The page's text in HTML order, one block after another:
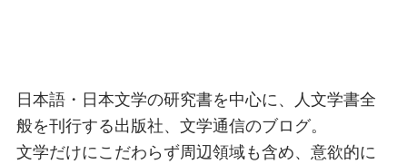
日本語・日本文学の研究書を中心に、人文学書全
般を刊行する出版社、文学通信のブログ。
文学だけにこだわらず周辺領域も含め、意欲的に